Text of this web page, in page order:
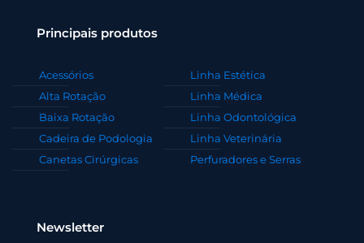
Principais produtos
Acessórios
Alta Rotação
Baixa Rotação
Cadeira de Podologia
Canetas Cirúrgicas
Linha Estética
Linha Médica
Linha Odontológica
Linha Veterinária
Perfuradores e Serras
Newsletter